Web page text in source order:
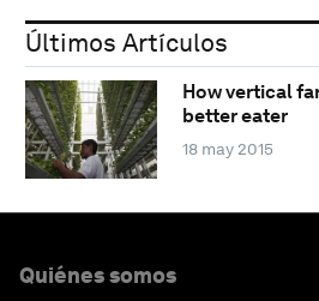
Últimos Artículos
How vertical
better eater
18 may 2015
Quiénes somos